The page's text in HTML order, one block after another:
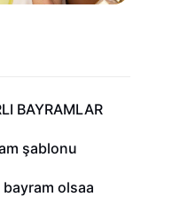
BAYRAMLAR
şablonu
bayram olsaa